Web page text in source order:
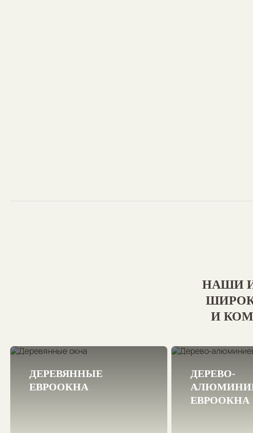
НАШИ
И
ДЕРЕВЯННЫЕ
ЕВРООКНА
ДЕРЕВЯННЫЕ
ДЕРЕВО-
ЕВРООКНА